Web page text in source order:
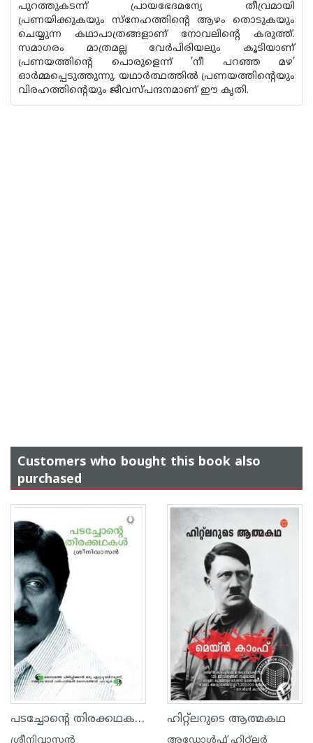
പുറത്തുകടന്ന് പ്രായഭേദമന്യേ തീവ്രമായി
പ്രണയിക്കുകയും സ്നേഹത്തിന്റെ ആഴം തൊടുകയും
ചെയ്യുന്ന കഥാപാത്രങ്ങളാണ് നോവലിന്റെ കരുത്ത്.
സമാഗരം മാത്രമല്ല വേർപിരിയലും കൂടിയാണ്
പ്രണയത്തിന്റെ പൊരുളെന്ന് ’നീ പറഞ്ഞ മഴ’
ഓർമ്മപ്പെടുത്തുന്നു. യഥാർത്ഥത്തിൽ പ്രണയത്തിന്റെയും
വിരഹത്തിന്റെയും ജീവസ്‌പന്ദനമാണ് ഈ കൃതി.
Customers who bought this book also
purchased
പടച്ചോന്‍റെ തിരക്കഥകള്‍
ശ്രീനിവാസന്‍
ഹിറ്റ്ലറുടെ ആത്മകഥ
അഡോള്‍ഫ് ഹിറ്റ്ലര്‍